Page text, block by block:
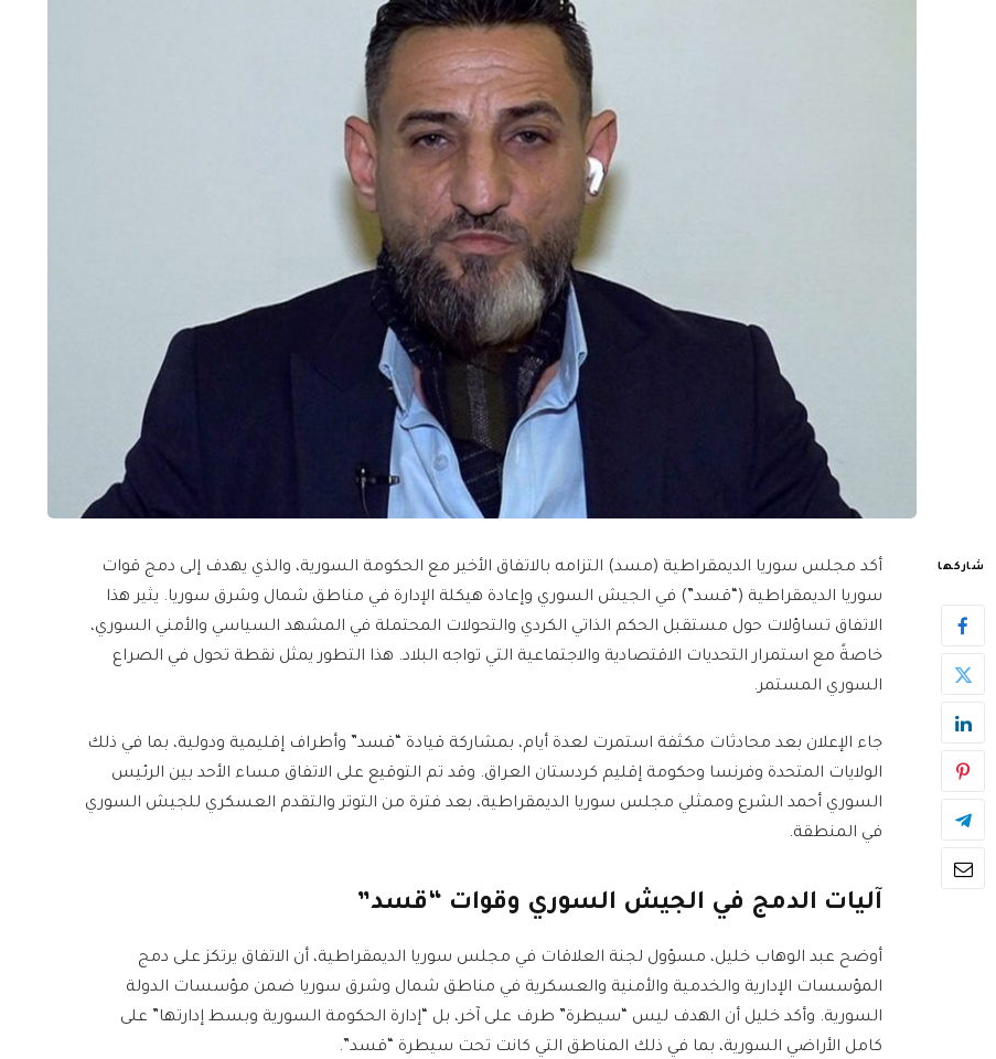
شاركها
أكد مجلس سوريا الديمقراطية (مسد) التزامه بالاتفاق الأخير مع الحكومة السورية، والذي يهدف إلى دمج قوات
سوريا الديمقراطية (“قسد”) في الجيش السوري وإعادة هيكلة الإدارة في مناطق شمال وشرق سوريا. يثير هذا
الاتفاق تساؤلات حول مستقبل الحكم الذاتي الكردي والتحولات المحتملة في المشهد السياسي والأمني السوري،
خاصةً مع استمرار التحديات الاقتصادية والاجتماعية التي تواجه البلاد. هذا التطور يمثل نقطة تحول في الصراع
السوري المستمر.
جاء الإعلان بعد محادثات مكثفة استمرت لعدة أيام، بمشاركة قيادة “قسد” وأطراف إقليمية ودولية، بما في ذلك
الولايات المتحدة وفرنسا وحكومة إقليم كردستان العراق. وقد تم التوقيع على الاتفاق مساء الأحد بين الرئيس
السوري أحمد الشرع وممثلي مجلس سوريا الديمقراطية، بعد فترة من التوتر والتقدم العسكري للجيش السوري
في المنطقة.
آليات الدمج في الجيش السوري وقوات “قسد”
أوضح عبد الوهاب خليل، مسؤول لجنة العلاقات في مجلس سوريا الديمقراطية، أن الاتفاق يرتكز على دمج
المؤسسات الإدارية والخدمية والأمنية والعسكرية في مناطق شمال وشرق سوريا ضمن مؤسسات الدولة
السورية. وأكد خليل أن الهدف ليس “سيطرة” طرف على آخر، بل “إدارة الحكومة السورية وبسط إدارتها” على
كامل الأراضي السورية، بما في ذلك المناطق التي كانت تحت سيطرة “قسد”.